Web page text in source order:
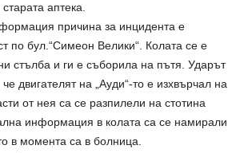
аптека.
причина за инцидента е
по бул.“Симеон Велики“. Колата се е
стълба и ги е съборила на пътя. Ударът
двигателят на „Ауди“-то е изхвърчал на
от нея са се разпилели на стотина
информация в колата са се намирали
в момента са в болница.